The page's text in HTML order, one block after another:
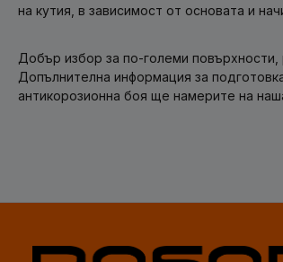
на кутия, в зависимост от основата и
Добър избор за по-големи
Допълнителна информация за
антикорозионна боя ще намерите на